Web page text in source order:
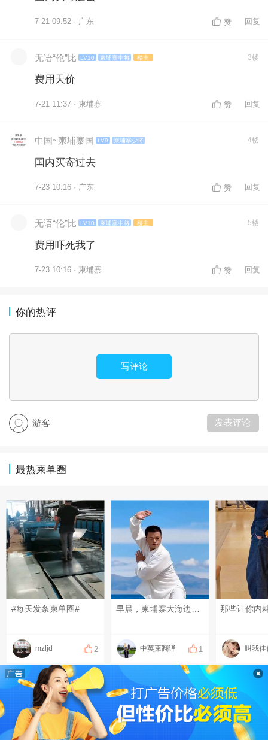
7-21 09:52 · 广东 赞 回复
无语“伦”比 LV10 柬埔寨中将 楼主 3楼
费用天价
7-21 11:37 · 柬埔寨 赞 回复
中国~柬埔寨国 LV9 柬埔寨少将 4楼
国内买寄过去
7-23 10:16 · 广东 赞 回复
无语“伦”比 LV10 柬埔寨中将 楼主 5楼
费用吓死我了
7-23 10:16 · 柬埔寨 赞 回复
你的热评
写评论
游客 发表评论
最热柬单圈
#每天发条柬单圈#
mzljd 2
早晨，柬埔寨大海边打一段太极还是很舒服的！It feels so pleasant to practice a bit of Tai Chi by the seaside in Cambodia in the morning! ពិតជាមានអារម្មណ៍រីករាយណាស់ដែលបានហាត់តៃជី (Tai Chi) បន្តិចបន្តួចនៅក្បែរមាត់សមុទ្រក្នុងប្រទេសកម្ពុជានៅពេលព្រឹក! #柬埔寨太极#西港海边 #cambodiabeach#sihanoukocean
中英柬翻译 1 叫我佳